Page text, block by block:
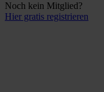
Noch kein Mitglied?
Hier gratis registrieren